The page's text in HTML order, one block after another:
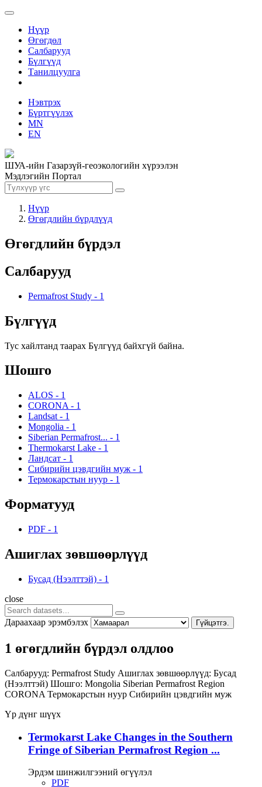
Нүүр
Өгөгдөл
Салбарууд
Бүлгүүд
Танилцуулга
Нэвтрэх
Бүртгүүлэх
MN
EN
ШУА-ийн Газарзүй-геоэкологийн хүрээлэн
Мэдлэгийн Портал
Нүүр
Өгөгдлийн бүрдлүүд
Өгөгдлийн бүрдэл
Салбарууд
Permafrost Study - 1
Бүлгүүд
Тус хайлтанд таарах Бүлгүүд байхгүй байна.
Шошго
ALOS - 1
CORONA - 1
Landsat - 1
Mongolia - 1
Siberian Permafrost... - 1
Thermokarst Lake - 1
Ландсат - 1
Сибирийн цэвдгийн муж - 1
Термокарстын нуур - 1
Форматууд
PDF - 1
Ашиглах зөвшөөрлүүд
Бусад (Нээлттэй) - 1
close
Дараахаар эрэмбэлэх Гүйцэтгэ.
1 өгөгдлийн бүрдэл олдлоо
Салбарууд: Permafrost Study Ашиглах зөвшөөрлүүд: Бусад
(Нээлттэй) Шошго: Mongolia Siberian Permafrost Region
CORONA Термокарстын нуур Сибирийн цэвдгийн муж
Үр дүнг шүүх
Termokarst Lake Changes in the Southern
Fringe of Siberian Permafrost Region ...
Эрдэм шинжилгээний өгүүлэл
PDF